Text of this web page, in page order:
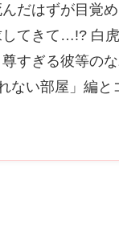
だはずが目覚
てきて…!? 白
すぎる彼等の
ない部屋」編